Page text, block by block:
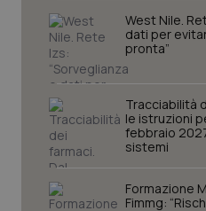
West Nile.
dati per
pronta”
Tracciabilità
le istruzioni
febbraio
sistemi
Formazione
Fimmg:
Nome